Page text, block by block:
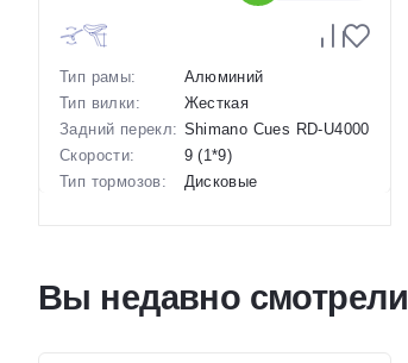
Тип рамы:
Алюминий
Тип вилки:
Жесткая
Задний перекл: Shimano Cues RD-U4000
Скорости:
9 (1*9)
Тип тормозов:
Дисковые
Цвет-размер в
наличии:
, 14 Желтый, 21.5
Желтый
Вы недавно смотрели